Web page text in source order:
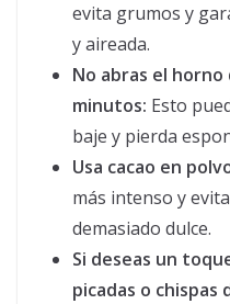
evita grumos y
y aireada.
No abras el
minutos: Esto
baje y pierda
Usa cacao en
más intenso y
demasiado dulce.
Si deseas un
picadas o chispas